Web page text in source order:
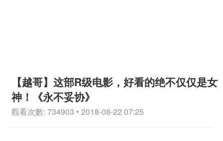
【越哥】这部R级电影，好看的绝不仅仅是女
神！《永不妥协》
觀看次數: 734903 • 2018-08-22 07:25